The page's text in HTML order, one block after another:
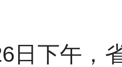
日下午，